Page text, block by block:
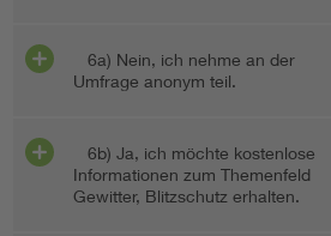
6a) Nein, ich nehme an der
Umfrage anonym teil.
6b) Ja, ich möchte kostenlose
Informationen zum Themenfeld
Gewitter, Blitzschutz erhalten.